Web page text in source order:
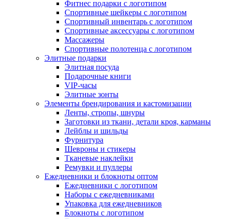
Фитнес подарки с логотипом
Спортивные шейкеры с логотипом
Спортивный инвентарь с логотипом
Спортивные аксессуары с логотипом
Массажеры
Спортивные полотенца с логотипом
Элитные подарки
Элитная посуда
Подарочные книги
VIP-часы
Элитные зонты
Элементы брендирования и кастомизации
Ленты, стропы, шнуры
Заготовки из ткани, детали кроя, карманы
Лейблы и шильды
Фурнитура
Шевроны и стикеры
Тканевые наклейки
Ремувки и пуллеры
Ежедневники и блокноты оптом
Ежедневники с логотипом
Наборы с ежедневниками
Упаковка для ежедневников
Блокноты с логотипом